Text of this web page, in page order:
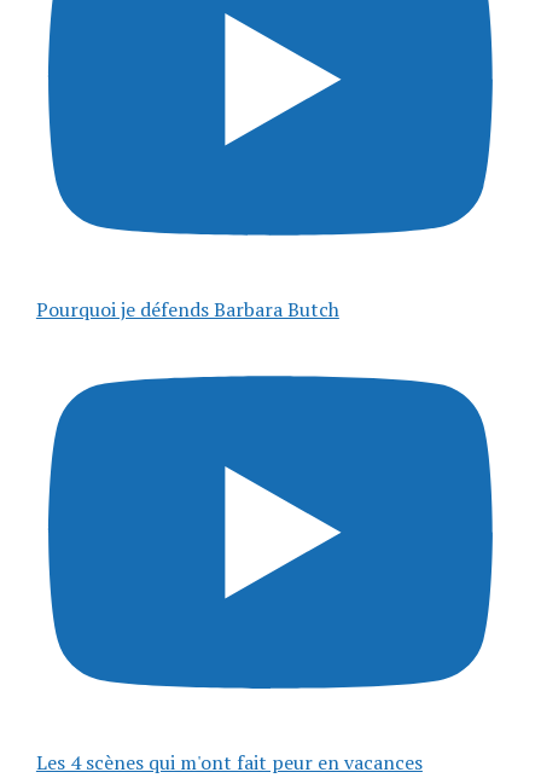
Pourquoi je défends Barbara Butch
Les 4 scènes qui m'ont fait peur en vacances